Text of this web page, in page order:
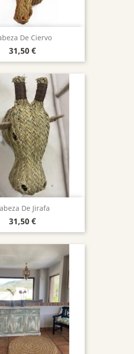
De Ciervo
Precio
31,50 €
De Jirafa
Precio
31,50 €